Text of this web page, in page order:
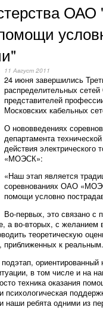
11 Август 2011
24 июня завершились
распределительных
представителей
Московских кабельных
О нововведениях
департамента
действия
«МОЭСК»:
«Наш этап является
соревнованиях ОАО
помощи условно
Во-первых, это связано
а во-вторых, с
теоретическую
приближенных к реальным.
в том числе и на
техника оказания
наши ребята одними из